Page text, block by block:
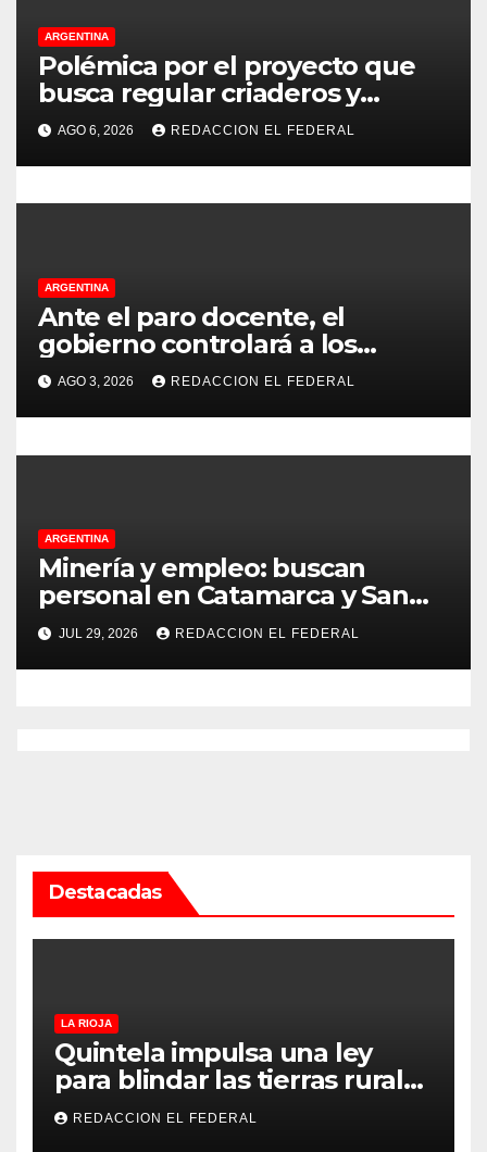
e
n
t
r
a
a
s
ARGENTINA
Polémica por el proyecto que
busca regular criaderos y
refugios de perros y gatos:
denuncian excesos, mientras
proteccionistas reclaman
controles más duros
AGO 6, 2026 REDACCION EL FEDERAL
ARGENTINA
Ante el paro docente, el
gobierno controlará a los
colegios para que cumplan el
75% de cobertura presencial
AGO 3, 2026 REDACCION EL FEDERAL
ARGENTINA
Minería y empleo: buscan
personal en Catamarca y San
Juan para distintos puestos
JUL 29, 2026 REDACCION EL FEDERAL
Destacadas
LA RIOJA
Quintela impulsa una ley
para blindar las tierras rurales
de La Rioja: cuáles son los
principales puntos
REDACCION EL FEDERAL